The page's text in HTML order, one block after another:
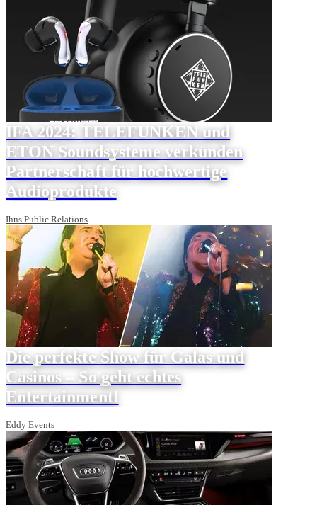
IFA 2024: TELEFUNKEN und
ETON Soundsysteme verkünden
Partnerschaft für hochwertige
Audioprodukte
Ihns Public Relations
Die perfekte Show für Galas und
Casinos – So geht echtes
Entertainment!
Eddy Events